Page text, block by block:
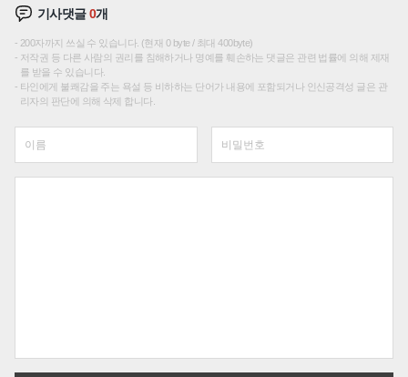
기사댓글0개
200자까지 쓰실 수 있습니다. (현재 0 byte / 최대 400byte)
저작권 등 다른 사람의 권리를 침해하거나 명예를 훼손하는 댓글은 관련 법률에 의해 제재
를 받을 수 있습니다.
타인에게 불쾌감을 주는 욕설 등 비하하는 단어가 내용에 포함되거나 인신공격성 글은 관
리자의 판단에 의해 삭제 합니다.